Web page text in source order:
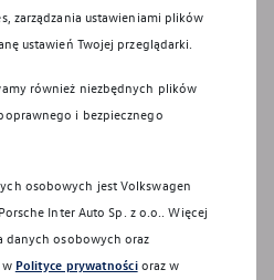
zarządzania ustawieniami plików
ustawień Twojej przeglądarki.
również niezbędnych plików
i bezpiecznego
osobowych jest Volkswagen
Porsche Inter Auto Sp. z o.o.. Więcej
danych osobowych oraz
Polityce prywatnościoraz w